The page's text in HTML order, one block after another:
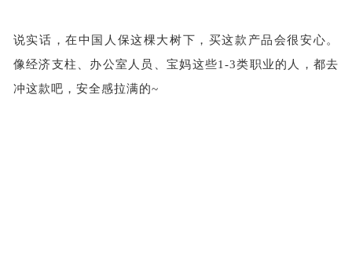
说实话，在中国人保这棵大树下，买这款产品会很安心。
像经济支柱、办公室人员、宝妈这些1-3类职业的人，都去
冲这款吧，安全感拉满的~